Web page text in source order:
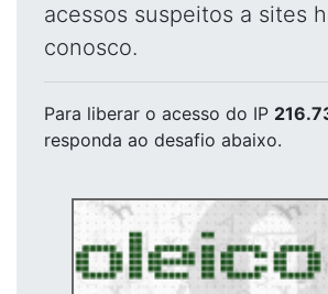
acessos suspeitos a sites
conosco.
Para liberar o acesso do IP
responda ao desafio abaixo.